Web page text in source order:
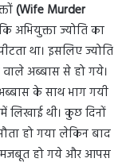
(Wife Murder
अभियुक्ता ज्योति का
था। इसलिए ज्योति
वाले अब्बास से हो गये।
के साथ भाग गयी
लिखाई थी। कुछ दिनों
हो गया लेकिन बाद
मजबूत हो गये और आपस